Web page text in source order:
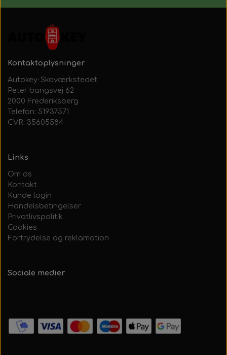
Kontaktoplysninger
Autokey-Skoværkstedet
Peter bangsvej 62
2000 Frederiksberg
Telefon: 51937571
CVR: 35605584
Links
Om os
Kontakt
Kunde login
Handelsbetingelser
Privatlivspolitik
Cookies
Fortrydelse og reklamation
Sociale medier